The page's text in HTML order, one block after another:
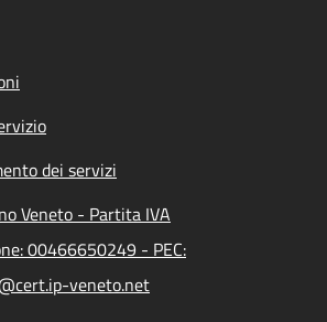
dei servizi
Veneto - Partita IVA
00466650249 - PEC:
veneto.net